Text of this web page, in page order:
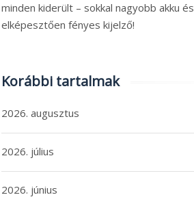
minden kiderült – sokkal nagyobb akku és
elképesztően fényes kijelző!
Korábbi tartalmak
2026. augusztus
2026. július
2026. június